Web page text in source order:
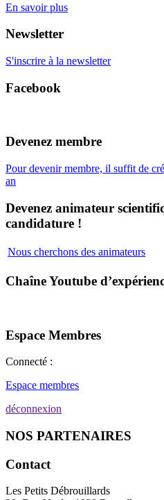
En savoir plus
Newsletter
S'inscrire à la newsletter
Facebook
Devenez membre
Pour devenir membre, il suffit de
an
Devenez animateur
candidature !
Nous cherchons des animateurs
Chaîne Youtube
Espace Membres
Connecté :
Espace membres
déconnexion
NOS PARTENAIRES
Contact
Les Petits Débrouillards